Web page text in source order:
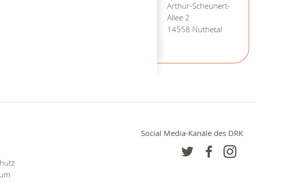
Arthur-Scheunert-
Allee 2
14558 Nuthetal
Social Media-Kanäle des DRK